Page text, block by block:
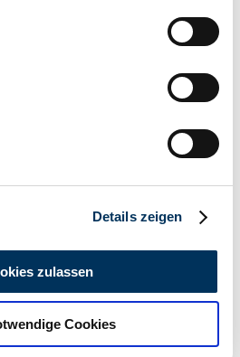
Ihre geografische Lage
(Fingerprinting) identifizieren
wie Ihre persönlichen Daten
wir Informationen zu Ihrer
an unsere Partner für
und Analysen weiter. Unsere
Details zeigen
zulassen
Cookies